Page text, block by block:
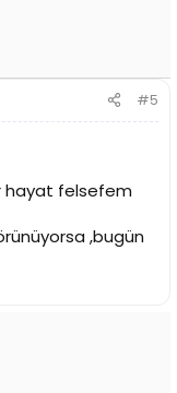
#5
hayat felsefem
,bugün